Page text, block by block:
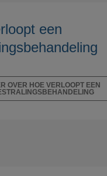
een
OVER HOE VERLOOPT EEN